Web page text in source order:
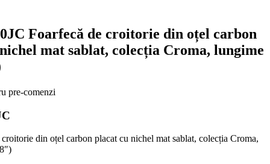
Foarfecă de croitorie din oțel carbon
mat sablat, colecția Croma, lungime
pre-comenzi
din oțel carbon placat cu nichel mat sablat, colecția Croma,